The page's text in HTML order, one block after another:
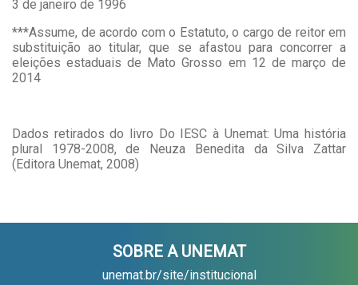
3 de janeiro de 1996
***Assume, de acordo com o Estatuto, o cargo de reitor em
substituição ao titular, que se afastou para concorrer a
eleições estaduais de Mato Grosso em 12 de março de
2014
Dados retirados do livro Do IESC à Unemat: Uma história
plural 1978-2008, de Neuza Benedita da Silva Zattar
(Editora Unemat, 2008)
SOBRE A UNEMAT
unemat.br/site/institucional